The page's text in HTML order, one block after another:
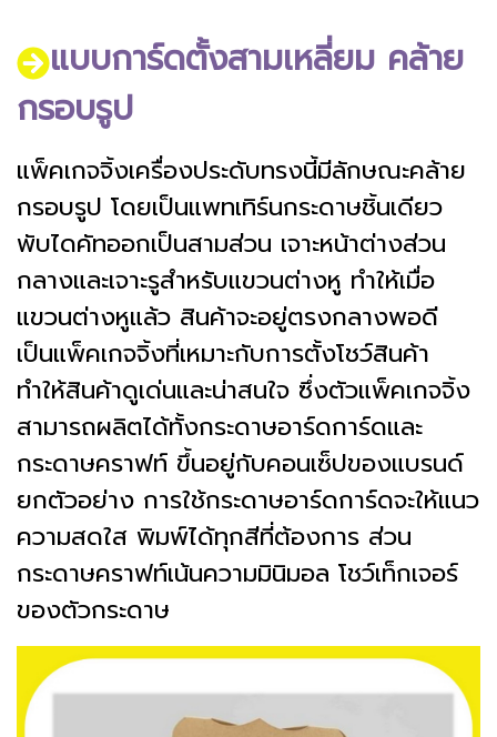
แบบการ์ดตั้งสามเหลี่ยม คล้าย
กรอบรูป
แพ็คเกจจิ้งเครื่องประดับทรงนี้มีลักษณะคล้าย
กรอบรูป โดยเป็นแพทเทิร์นกระดาษชิ้นเดียว
พับไดคัทออกเป็นสามส่วน เจาะหน้าต่างส่วน
กลางและเจาะรูสำหรับแขวนต่างหู ทำให้เมื่อ
แขวนต่างหูแล้ว สินค้าจะอยู่ตรงกลางพอดี
เป็นแพ็คเกจจิ้งที่เหมาะกับการตั้งโชว์สินค้า
ทำให้สินค้าดูเด่นและน่าสนใจ ซึ่งตัวแพ็คเกจจิ้ง
สามารถผลิตได้ทั้งกระดาษอาร์ดการ์ดและ
กระดาษคราฟท์ ขึ้นอยู่กับคอนเซ็ปของแบรนด์
ยกตัวอย่าง การใช้กระดาษอาร์ดการ์ดจะให้แนว
ความสดใส พิมพ์ได้ทุกสีที่ต้องการ ส่วน
กระดาษคราฟท์เน้นความมินิมอล โชว์เท็กเจอร์
ของตัวกระดาษ